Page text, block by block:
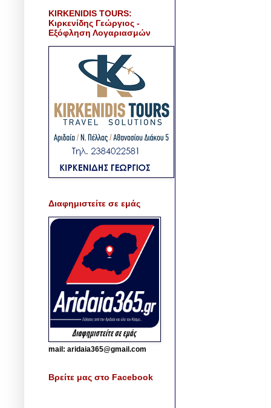
KIRKENIDIS TOURS:
Κιρκενίδης Γεώργιος -
Εξόφληση Λογαριασμών
Διαφημιστείτε σε εμάς
mail: aridaia365@gmail.com
Βρείτε μας στο Facebook